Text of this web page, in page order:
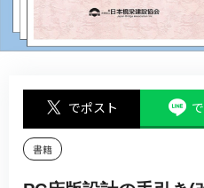
でポスト
書籍